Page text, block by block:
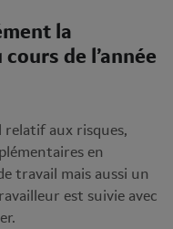
la
de l’année
relatif aux risques,
en
travail mais aussi un
est suivie avec